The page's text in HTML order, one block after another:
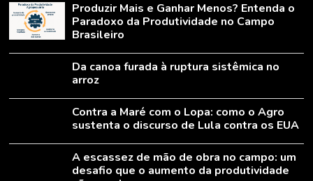
Produzir Mais e Ganhar Menos? Entenda o
Paradoxo da Produtividade no Campo
Brasileiro
Da canoa furada à ruptura sistêmica no
arroz
Contra a Maré com o Lopa: como o Agro
sustenta o discurso de Lula contra os EUA
A escassez de mão de obra no campo: um
desafio que o aumento da produtividade